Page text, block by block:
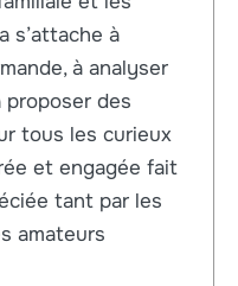
s’attache à
à analyser
proposer des
tous les curieux
et engagée fait
tant par les
amateurs